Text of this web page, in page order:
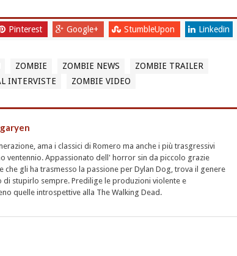
Pinterest Google+ StumbleUpon Linkedin
ZOMBIE ZOMBIE NEWS
ZOMBIE TRAILER
INTERVISTE ZOMBIE VIDEO
ama i classici di Romero ma anche i più trasgressivi
ventennio. Appassionato dell' horror sin da piccolo grazie
che gli ha trasmesso la passione per Dylan Dog, trova il genere
di stupirlo sempre. Predilige le produzioni violente e
quelle introspettive alla The Walking Dead.